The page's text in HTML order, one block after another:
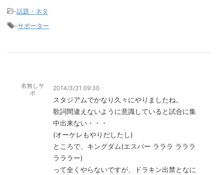
-話題・ネタ
-サポーター
名無しサ
ポ
2014/3/31 09:30
スタジアムでかなり久々にやりましたね。
歌詞間違えないように意識していると試合に集
中出来ない・・・
(オーケレもやりだしたし)
ところで、キングダム(エスパー ラララ ラララ
ラララー)
って全くやらないですが、ドラキン出禁となに